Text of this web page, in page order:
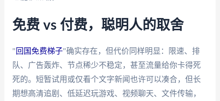
免费 vs 付费，聪明人的取舍
"回国免费梯子"确实存在，但代价同样明显：限速、排
队、广告轰炸、节点稀少不稳定，甚至流量给你卡得死
死的。短暂试用或仅看个文字新闻也许可以凑合，但长
期想高清追剧、低延迟玩游戏、视频聊天、文件传输，